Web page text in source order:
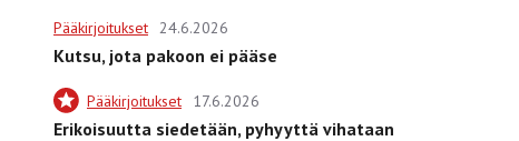
Pääkirjoitukset 24.6.2026
Kutsu, jota pakoon ei pääse
Pääkirjoitukset 17.6.2026
Erikoisuutta siedetään, pyhyyttä vihataan